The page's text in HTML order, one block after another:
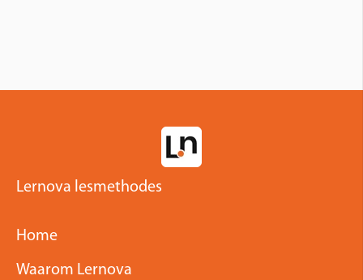
Lernova lesmethodes
Home
Waarom Lernova